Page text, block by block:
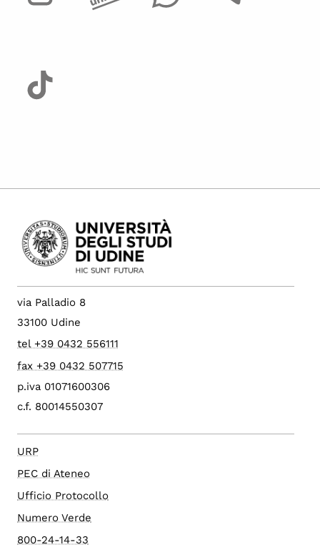
via Palladio 8
33100 Udine
tel +39 0432 556111
fax +39 0432 507715
p.iva 01071600306
c.f. 80014550307
URP
PEC di Ateneo
Ufficio Protocollo
Numero Verde
800-24-14-33